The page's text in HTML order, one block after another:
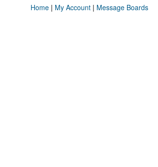
Home| My Account| Message Boards